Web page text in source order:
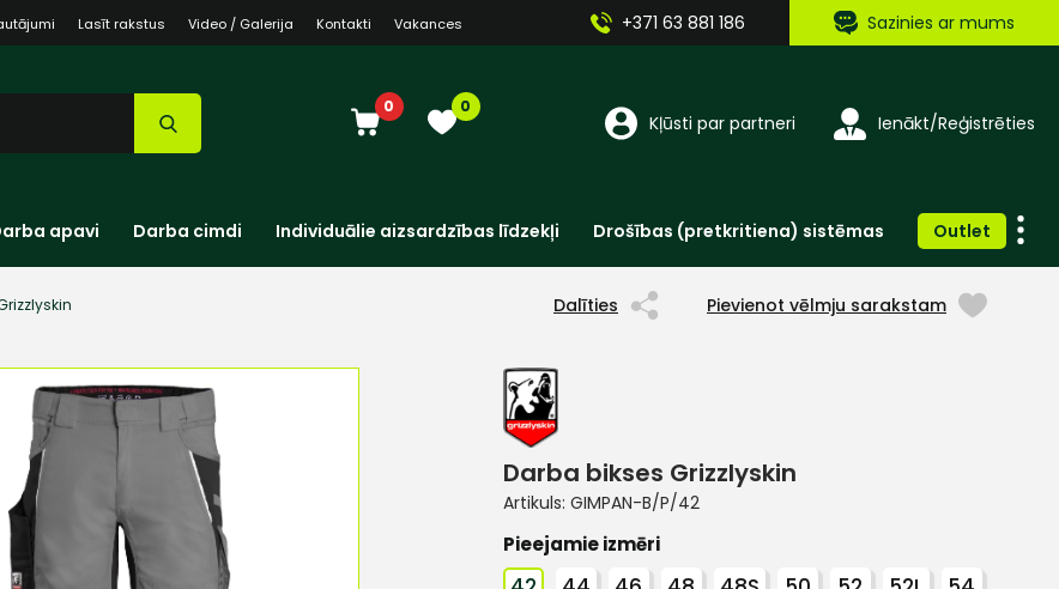
Lasīt rakstus Video / Galerija Kontakti Vakances +371 63 881 186 Sazinies ar mums
0 0
Kļūsti par partneri Ienākt/Reģistrēties
apavi Darba cimdi Individuālie aizsardzības līdzekļi Drošības (pretkritiena) sistēmas Outlet
Dalīties Pievienot vēlmju sarakstam
Darba bikses Grizzlyskin
Artikuls: GIMPAN-B/P/42
Pieejamie izmēri